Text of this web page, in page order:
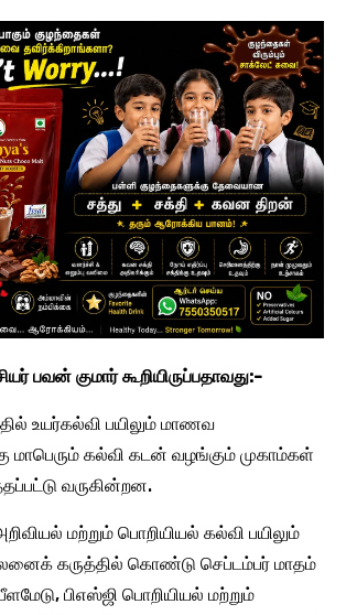
பவன் குமார் கூறியிருப்பதாவது:-
உயர்கல்வி பயிலும் மாணவ
மாபெரும் கல்வி கடன் வழங்கும் முகாம்கள்
வருகின்றன.
மற்றும் பொறியியல் கல்வி பயிலும்
கருத்தில் கொண்டு செப்டம்பர் மாதம்
பிஎஸ்ஜி பொறியியல் மற்றும்